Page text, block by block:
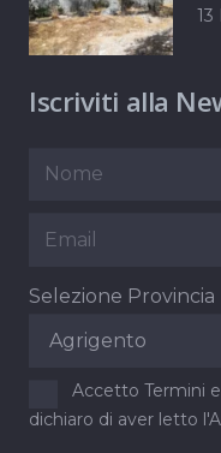
13
Iscriviti alla
Selezione Provincia
Accetto Termini
dichiaro di aver letto